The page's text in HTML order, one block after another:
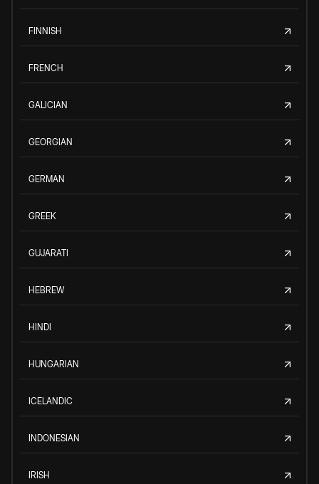
FINNISH
FRENCH
GALICIAN
GEORGIAN
GERMAN
GREEK
GUJARATI
HEBREW
HINDI
HUNGARIAN
ICELANDIC
INDONESIAN
IRISH